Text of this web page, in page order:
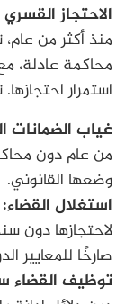
الاحتجاز القسري
منذ أكثر من
محاكمة عادلة،
استمرار
غياب الضمانات
من عام دون
وضعها القانوني.
استغلال القضاء:
لاحتجازها دون
صارخًا للمعايير
توظيف القضاء